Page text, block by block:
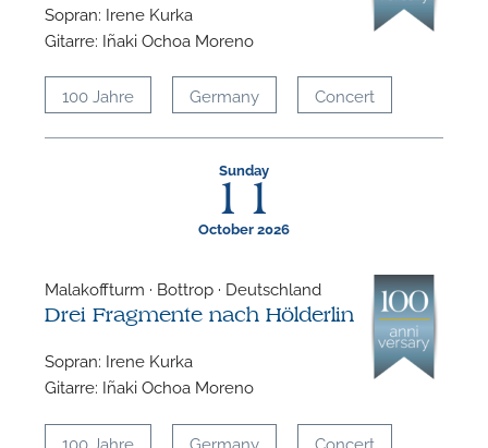
Sopran: Irene Kurka
Gitarre: Iñaki Ochoa Moreno
100 Jahre Germany Concert
Sunday
11
October 2026
Malakoffturm · Bottrop · Deutschland
Drei Fragmente nach Hölderlin
Sopran: Irene Kurka
Gitarre: Iñaki Ochoa Moreno
100 Jahre Germany Concert